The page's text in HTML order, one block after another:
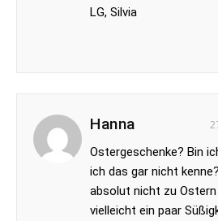
LG, Silvia
Hanna
Ostergeschenke? Bin
ich das gar nicht
absolut nicht zu Ostern
vielleicht ein paar